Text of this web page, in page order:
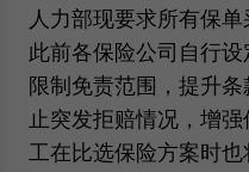
人力部现要求所有保
此前各保险公司自行
限制免责范围，提升
止突发拒赔情况，增
工在比选保险方案时也